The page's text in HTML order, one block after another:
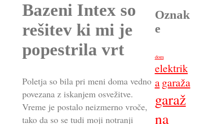
Bazeni Intex so
rešitev ki mi je
popestrila vrt
Poletja so bila pri meni doma vedno
povezana z iskanjem osvežitve.
Vreme je postalo neizmerno vroče,
tako da so se tudi moji notranji
Oznak
e
dom
elektrik
agaraža
garaž
na